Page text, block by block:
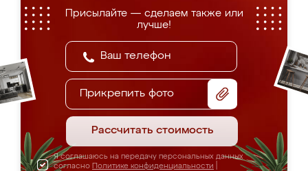
Присылайте — сделаем также или
лучше!
Прикрепить фото
Рассчитать стоимость
Я соглашаюсь на передачу персональных данных
согласно Политике конфиденциальности